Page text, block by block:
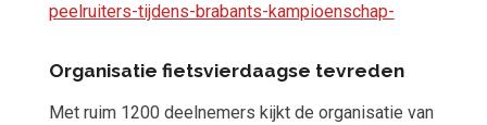
peelruiters-tijdens-brabants-kampioenschap-
Organisatie fietsvierdaagse tevreden
Met ruim 1200 deelnemers kijkt de organisatie van